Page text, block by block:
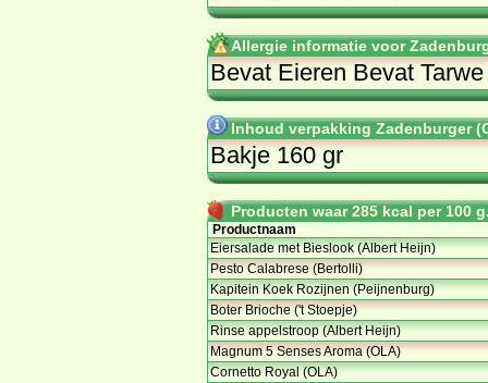
Allergie informatie voor
Bevat Eieren Bevat
Inhoud verpakking Zadenburger
Bakje 160 gr
Producten waar 285 kcal per 100
Productnaam
Eiersalade met Bieslook (Albert Heijn)
Pesto Calabrese (Bertolli)
Kapitein Koek Rozijnen (Peijnenburg)
Boter Brioche ('t Stoepje)
Rinse appelstroop (Albert Heijn)
Magnum 5 Senses Aroma (OLA)
Cornetto Royal (OLA)